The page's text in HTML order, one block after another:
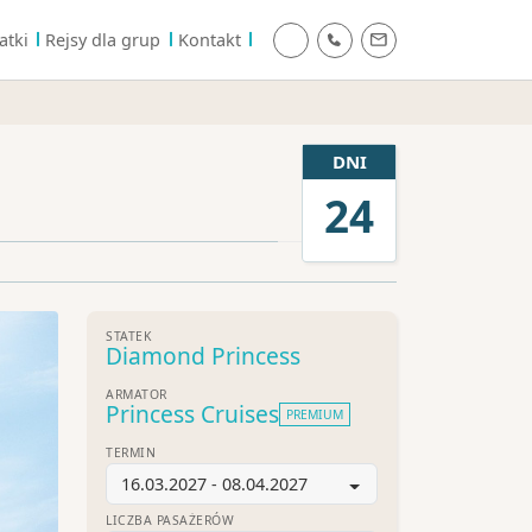
Rejsy dla grup Kontakt
DNI
24
STATEK
Diamond Princess
ARMATOR
Princess Cruises PREMIUM
TERMIN
16.03.2027 - 08.04.2027
LICZBA PASAŻERÓW